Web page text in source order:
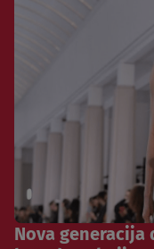
Nova generacija